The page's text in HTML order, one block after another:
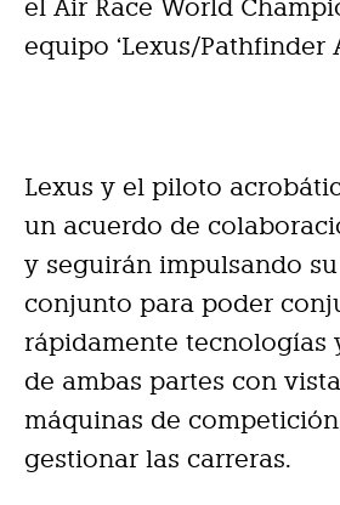
el Air Race World
equipo ‘Lexus/Pathfinder
Lexus y el piloto
un acuerdo de
y seguirán impulsando
conjunto para poder
rápidamente tecnologías
de ambas partes con
máquinas de
gestionar las carreras.